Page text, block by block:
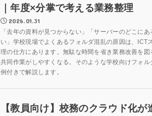
｜年度×分掌で考える業務整理
2026.01.31
「去年の資料が見つからない」「サーバーのどこにあ
い」学校現場でよくあるフォルダ混乱の原因は、ICT
理の仕方にあります。無駄な時間を省き業務改善を図
共同作業がしやすくなる。そのような学校向けフォル
例付きで解説します。
【教員向け】校務のクラウド化が